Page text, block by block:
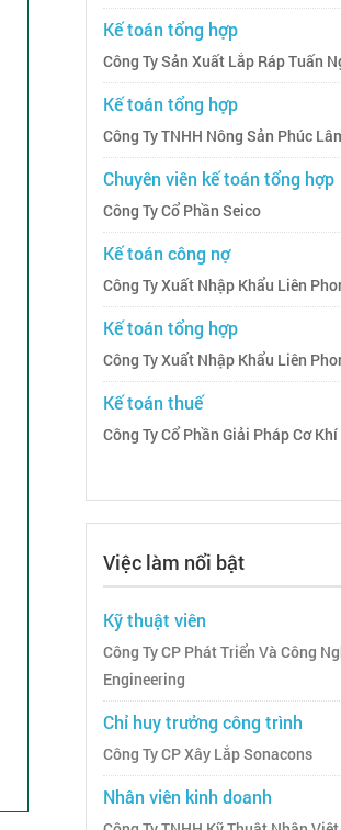
Kế toán tổng hợp
Công Ty Sản Xuất Lắp Ráp Tuấn
Kế toán tổng hợp
Công Ty TNHH Nông Sản Phúc
Chuyên viên kế toán tổng hợp
Công Ty Cổ Phần Seico
Kế toán công nợ
Công Ty Xuất Nhập Khẩu Liên
Kế toán tổng hợp
Công Ty Xuất Nhập Khẩu Liên
Kế toán thuế
Công Ty Cổ Phần Giải Pháp Cơ Khí
Việc làm nổi bật
Kỹ thuật viên
Công Ty CP Phát Triển Và Công
Engineering
Chỉ huy trưởng công trình
Công Ty CP Xây Lắp Sonacons
Nhân viên kinh doanh